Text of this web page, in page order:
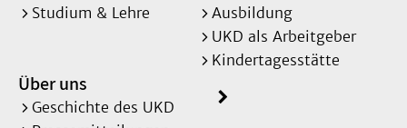
Studium & Lehre
Ausbildung
UKD als Arbeitgeber
Kindertagesstätte
Über uns
Geschichte des UKD